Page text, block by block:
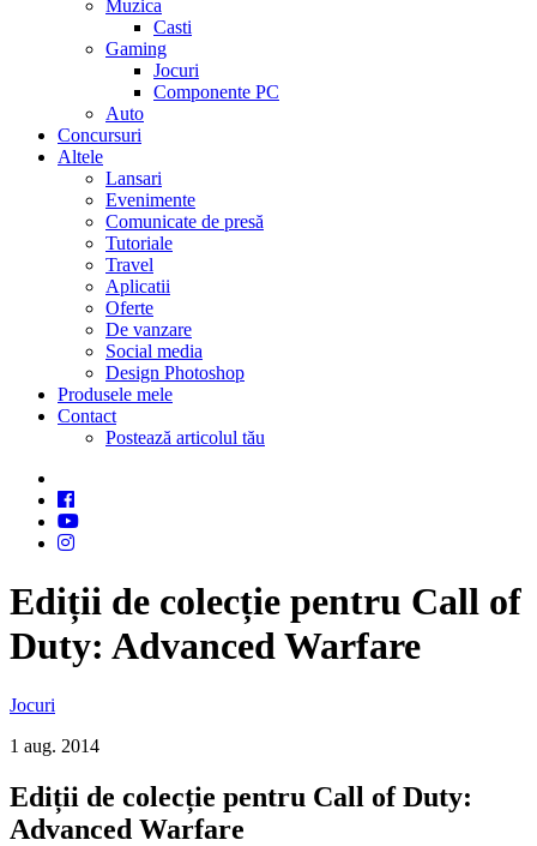
Muzica
Casti
Gaming
Jocuri
Componente PC
Auto
Concursuri
Altele
Lansari
Evenimente
Comunicate de presă
Tutoriale
Travel
Aplicatii
Oferte
De vanzare
Social media
Design Photoshop
Produsele mele
Contact
Postează articolul tău
Ediții de colecție pentru Call of
Duty: Advanced Warfare
Jocuri
1 aug. 2014
Ediții de colecție pentru Call of Duty:
Advanced Warfare